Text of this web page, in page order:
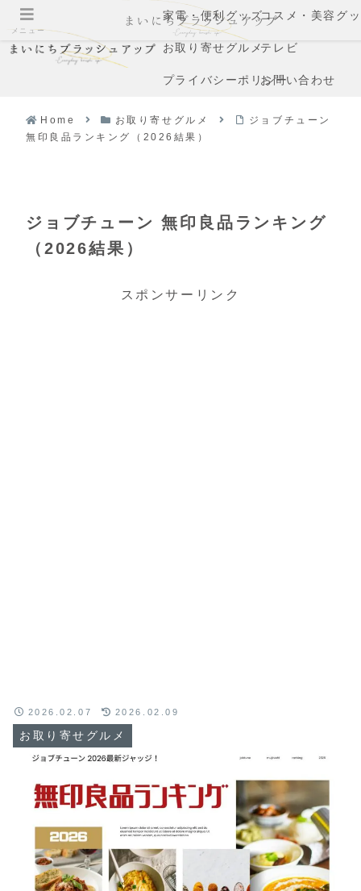
家電・便利グッズコスメ・美容グ
お取り寄せグルメテレビ
プライバシーポリシーお問い合わせ
Home お取り寄せグルメ
ジョブチューン
無印良品ランキング（2026結果）
ジョブチューン 無印良品ランキング
（2026結果）
スポンサーリンク
お取り寄せグルメ
2026.02.07 2026.02.09
メニュー